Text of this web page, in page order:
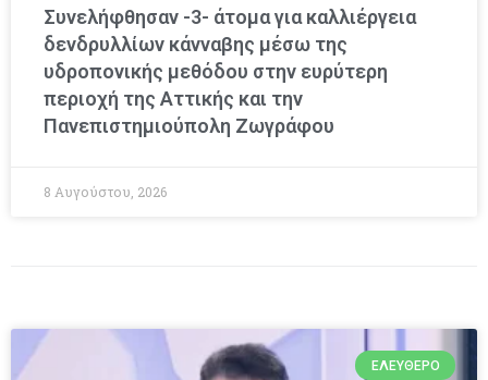
Συνελήφθησαν -3- άτομα για καλλιέργεια
δενδρυλλίων κάνναβης μέσω της
υδροπονικής μεθόδου στην ευρύτερη
περιοχή της Αττικής και την
Πανεπιστημιούπολη Ζωγράφου
8 Αυγούστου, 2026
ΕΛΕΎΘΕΡΟ